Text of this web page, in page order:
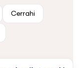
Cerrahi